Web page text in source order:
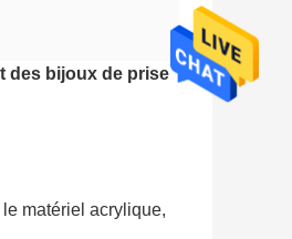
des bijoux de prise
matériel acrylique,